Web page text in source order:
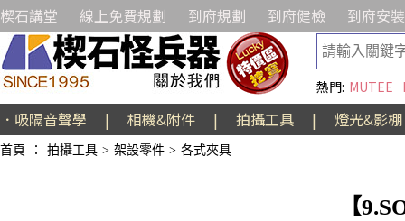
楔石講堂 線上免費規劃 到府規劃 到府健檢 到府安裝
熱門: MUTEE
．吸隔音聲學 | 相機&附件 | 拍攝工具 | 燈光&影棚
首頁 ： 拍攝工具 > 架設零件 > 各式夾具
【